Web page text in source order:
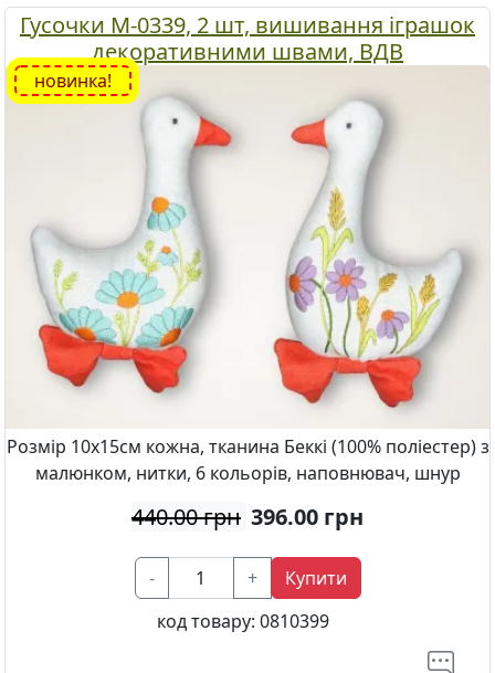
Гусочки М-0339, 2 шт, вишивання іграшок
декоративними швами, ВДВ
новинка!
Розмір 10х15см кожна, тканина Беккі (100% поліестер) з
малюнком, нитки, 6 кольорів, наповнювач, шнур
440.00 грн 396.00 грн
- +
Купити
код товару: 0810399